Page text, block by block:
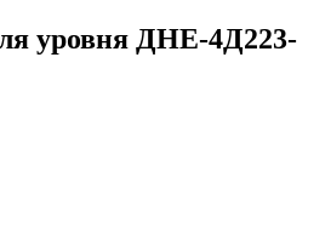
уровня ДНЕ-4Д223-